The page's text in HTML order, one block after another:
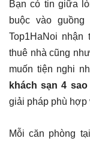
Bạn có tin giữa
buộc vào
Top1HaNoi
thuê nhà cũng
muốn tiện nghi
khách sạn 4
giải pháp phù hợp
Mỗi căn phòng